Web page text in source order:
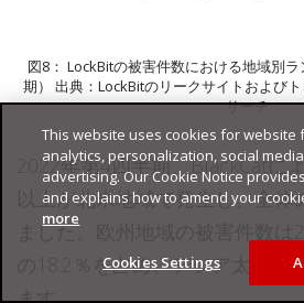
図8： LockBitの被害件数における地域別
期） 出典：LockBitのリークサイトおよび
サーチ
2022年第4四半期、BlackCatに
以上が北米地域で発生し、全体
ました。欧州地域の被害件数は
の18.2％を占め、アジア太平洋
This website uses cookies for website
analytics, personalization, social
advertising. Our Cookie Notice
and explains how to amend your
more
Cookies Settings